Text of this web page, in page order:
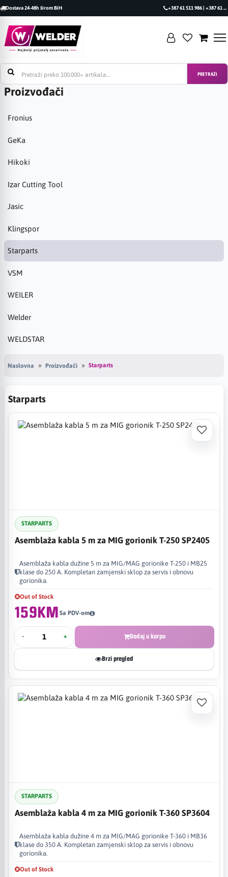
Dostava 24-48h širom BiH +387 61 511 986 | +387 61 493 470
PRETRAŽI
Proizvođači
Fronius
GeKa
Hikoki
Izar Cutting Tool
Jasic
Klingspor
Starparts
VSM
WEILER
Welder
WELDSTAR
Naslovna Proizvođači Starparts
Starparts
STARPARTS
Asemblaža kabla 5 m za MIG gorionik T-250 SP2405
Asemblaža kabla dužine 5 m za MIG/MAG gorionike T-250 i MB25
klase do 250 A. Kompletan zamjenski sklop za servis i obnovu
gorionika.
Out of Stock
159KM Sa PDV-om
- + Dodaj u korpu
Brzi pregled
STARPARTS
Asemblaža kabla 4 m za MIG gorionik T-360 SP3604
Asemblaža kabla dužine 4 m za MIG/MAG gorionike T-360 i MB36
klase do 350 A. Kompletan zamjenski sklop za servis i obnovu
gorionika.
Out of Stock